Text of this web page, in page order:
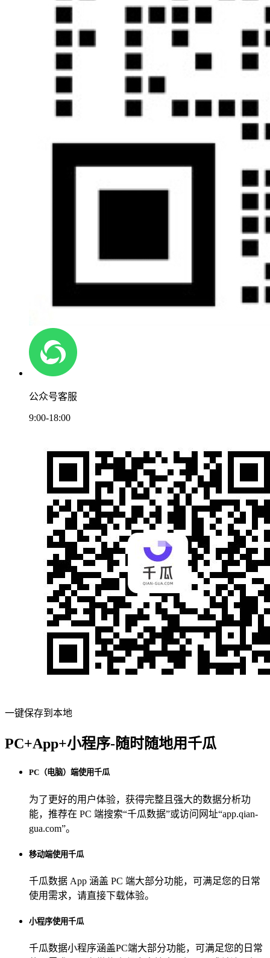
公众号客服
9:00-18:00
一键保存到本地
PC+App+小程序-随时随地用千瓜
PC（电脑）端使用千瓜
为了更好的用户体验，获得完整且强大的数据分析功
能，推荐在 PC 端搜索“千瓜数据”或访问网址“app.qian-
gua.com”。
移动端使用千瓜
千瓜数据 App 涵盖 PC 端大部分功能，可满足您的日常
使用需求，请直接下载体验。
小程序使用千瓜
千瓜数据小程序涵盖PC端大部分功能，可满足您的日常